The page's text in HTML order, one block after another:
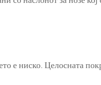
е ниско. Целосната